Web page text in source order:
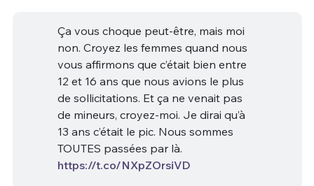
Ça vous choque peut-être, mais moi
non. Croyez les femmes quand nous
vous affirmons que c’était bien entre
12 et 16 ans que nous avions le plus
de sollicitations. Et ça ne venait pas
de mineurs, croyez-moi. Je dirai qu’à
13 ans c’était le pic. Nous sommes
TOUTES passées par là.
https://t.co/NXpZOrsiVD